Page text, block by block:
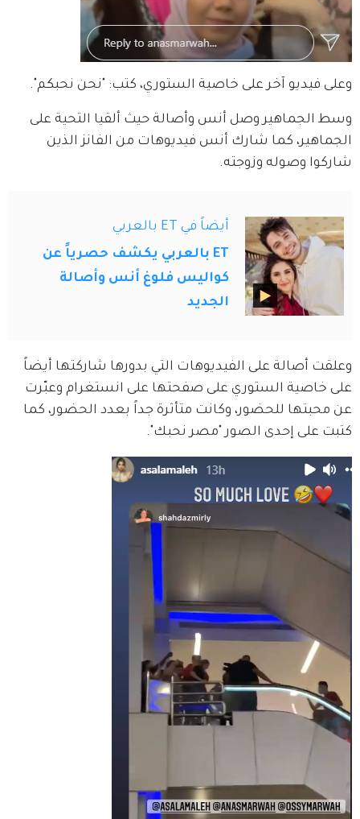
وعلى فيديو آخر على خاصية الستوري، كتب: "نحن نحبكم".
وسط الجماهير وصل أنس وأصالة حيث ألقيا التحية على
الجماهير، كما شارك أنس فيديوهات من الفانز الذين
شاركوا وصوله وزوجته.
أيضاً في ET بالعربي
ET بالعربي يكشف حصرياً عن
كواليس فلوغ أنس وأصالة
الجديد
وعلقت أصالة على الفيديوهات التي بدورها شاركتها أيضاً
على خاصية الستوري على صفحتها على انستغرام وعبّرت
عن محبتها للحضور، وكانت متأثرة جداً بعدد الحضور، كما
كتبت على إحدى الصور "مصر نحبك".